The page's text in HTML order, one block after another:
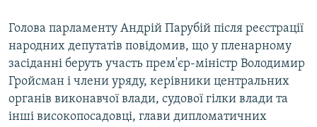
ДОЛУЧАЙСЯ!
Голова парламенту Андрій Парубій після реєстрації
народних депутатів повідомив, що у пленарному
засіданні беруть участь прем'єр-міністр Володимир
Гройсман і члени уряду, керівники центральних
органів виконавчої влади, судової гілки влади та
інші високопосадовці, глави дипломатичних